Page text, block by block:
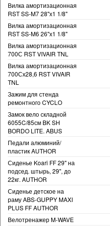
Вилка амортизационная
RST SS-M7 28"х1 1/8"
Вилка амортизационная
RST SS-M6 26"х1 1/8"
Вилка амортизационная
700С RST VIVAIR TNL
Вилка амортизационная
700Сх28,6 RST VIVAIR
TNL
Зажим для стенда
ремонтного CYCLO
Замок вело складной
6055C/85см BK SH
BORDO LITE. ABUS
Педали алюминий/
пластик AUTHOR
Сиденье Koari FF 29" на
подсед. штырь, 29", до
22кг. AUTHOR
Сиденье детское на
раму ABS-GUPPY MAXI
PLUS FF AUTHOR
Велотренажер M-WAVE